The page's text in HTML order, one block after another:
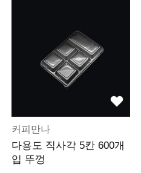
커피만나
다용도 직사각 5칸 600개
입 뚜껑